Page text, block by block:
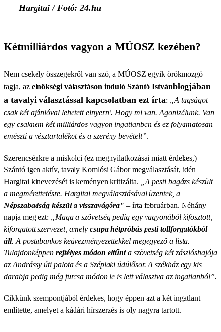
Hargitai / Fotó: 24.hu
Kétmilliárdos vagyon a MÚOSZ kezében?
Nem csekély összegekről van szó, a MÚOSZ egyik örökmozgó
tagja, az elnökségi választáson induló Szántó Istvánblogjában
a tavalyi választással kapcsolatban ezt írta:
„A tagságot
csak két ajánlóval lehetett elnyerni. Hogy mi van. Agonizálunk. Van
egy csaknem két milliárdos vagyon ingatlanban és ez folyamatosan
emészti a vésztartalékot és a szerény bevételt”.
Szerencsénkre a miskolci (ez megnyilatkozásai miatt érdekes,)
Szántó igen aktív, tavaly Komlósi Gábor megválasztását, idén
Hargitai kinevezését is keményen kritizálta.
„A pesti bagázs készült
a megmérettetésre. Hargitai megválasztásával üzentek, a
Népszabadság készül a visszavágóra" – írta februárban. Néhány
napja meg ezt:
„Maga a szövetség pedig egy vagyonából kifosztott,
kiforgatott szervezet, amely csupa hétpróbás pesti tollforgatókból
áll. A postabankos kedvezményezettekkel megegyező a lista.
Tulajdonképpen rejtélyes módon eltűnta szövetség két zászlóshajója
az Andrássy úti palota és a Széplaki üdülősor. A székház egy kis
darabja pedig még furcsa módon le is lett választva az ingatlanból”.
Cikkünk szempontjából érdekes, hogy éppen azt a két ingatlant
említette, amelyet a kádári hírszerzés is oly nagyra tartott.